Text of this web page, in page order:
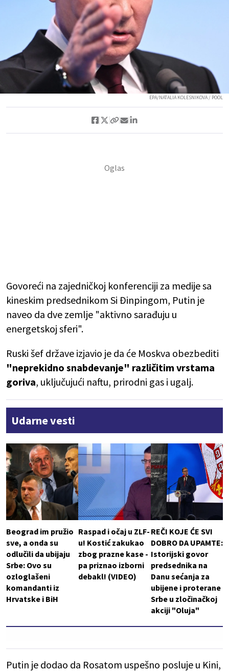
EPA/NATALIA KOLESNIKOVA / POOL
Govoreći na zajedničkoj konferenciji za medije sa
kineskim predsednikom Si Đinpingom, Putin je
naveo da dve zemlje "aktivno sarađuju u
energetskoj sferi".
Ruski šef države izjavio je da će Moskva obezbediti
"neprekidno snabdevanje" različitim vrstama
goriva, uključujući naftu, prirodni gas i ugalj.
Udarne vesti
Beograd im pružio
sve, a onda su
odlučili da ubijaju
Srbe: Ovo su
ozloglašeni
komandanti iz
Hrvatske i BiH
Raspad i očaj u ZLF-
u! Kostić zakukao
zbog prazne kase -
pa priznao izborni
debakl! (VIDEO)
REČI KOJE ĆE SVI
DOBRO DA UPAMTE:
Istorijski govor
predsednika na
Danu sećanja za
ubijene i proterane
Srbe u zločinačkoj
akciji "Oluja"
Putin je dodao da Rosatom uspešno posluje u Kini,